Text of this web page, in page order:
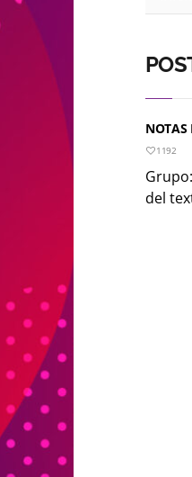
NOTAS
1192
del